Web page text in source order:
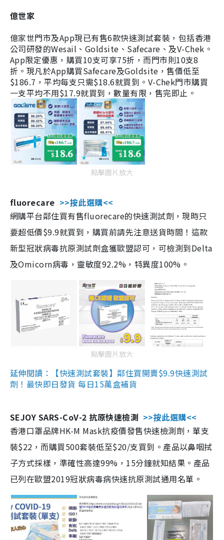
億世家
億家世門市及App現已有售6款快速測試套裝，包括香港
公司研發的Wesail、Goldsite、Safecare、及V-Chek。
App限定優惠，購買10支可享75折，而門市則10支8
折。現凡於App購買Safecare及Goldsite，售價低至
$186.7，平均每支只需$18.6就買到。V-Chek門市購買
一支平均不用$17.9就買到，數量有限，售完即止。
點擊圖片放大
fluorecare >>按此選購<<
網購平台鄰住買有售fluorecare的快速測試劑，現時只
要超低價$9.9就買到，購買前請先注意送貨時間！這款
新型冠狀病毒抗原測試劑盒獲歐盟認可，可檢測到Delta
及Omicorn病毒，靈敏度92.2%，特異度100%。
點擊圖片放大
延伸閱讀：【快速測試套裝】鄰住買開賣$9.9快速測試
劑！最快即日發貨 每日15萬盒補貨
SEJOY SARS-CoV-2 抗原快速檢測 >>按此選購<<
香港口罩品牌HK-M Mask抗疫價發售快速檢測劑，單支
裝$22，而購買500套裝低至$20/支買到。產品以鼻咽拭
子方式採樣，準確性高達99%，15分鐘就知結果。產品
已列在歐盟2019冠狀病毒病快速抗原測試通用名單。